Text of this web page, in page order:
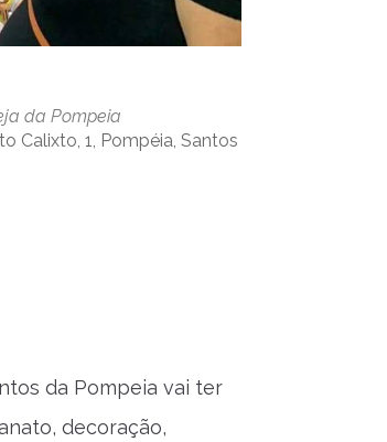
da Pompeia
Calixto, 1, Pompéia, Santos
da Pompeia vai ter
decoração,